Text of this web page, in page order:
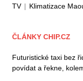
TV | Klimatizace
ČLÁNKY CHIP.CZ
Futuristické taxi bez
povídat a řekne,